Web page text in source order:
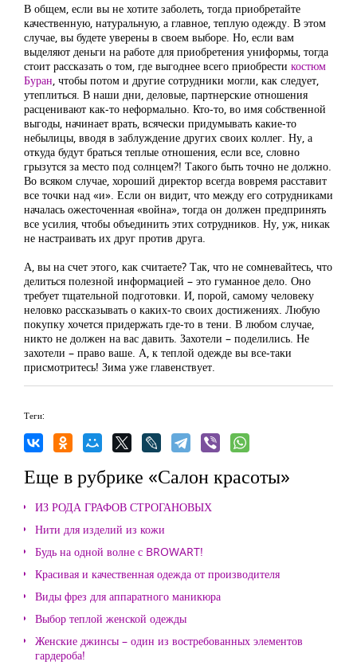
В общем, если вы не хотите заболеть, тогда приобретайте
качественную, натуральную, а главное, теплую одежду. В этом
случае, вы будете уверены в своем выборе. Но, если вам
выделяют деньги на работе для приобретения униформы, тогда
стоит рассказать о том, где выгоднее всего приобрести костюм
Буран, чтобы потом и другие сотрудники могли, как следует,
утеплиться. В наши дни, деловые, партнерские отношения
расценивают как-то неформально. Кто-то, во имя собственной
выгоды, начинает врать, всячески придумывать какие-то
небылицы, вводя в заблуждение других своих коллег. Ну, а
откуда будут браться теплые отношения, если все, словно
грызутся за место под солнцем?! Такого быть точно не должно.
Во всяком случае, хороший директор всегда вовремя расставит
все точки над «и». Если он видит, что между его сотрудниками
началась ожесточенная «война», тогда он должен предпринять
все усилия, чтобы объединить этих сотрудников. Ну, уж, никак
не настраивать их друг против друга.
А, вы на счет этого, как считаете? Так, что не сомневайтесь, что
делиться полезной информацией – это гуманное дело. Оно
требует тщательной подготовки. И, порой, самому человеку
неловко рассказывать о каких-то своих достижениях. Любую
покупку хочется придержать где-то в тени. В любом случае,
никто не должен на вас давить. Захотели – поделились. Не
захотели – право ваше. А, к теплой одежде вы все-таки
присмотритесь! Зима уже главенствует.
Теги:
Еще в рубрике «Салон красоты»
ИЗ РОДА ГРАФОВ СТРОГАНОВЫХ
Нити для изделий из кожи
Будь на одной волне с BROWART!
Красивая и качественная одежда от производителя
Виды фрез для аппаратного маникюра
Выбор теплой женской одежды
Женские джинсы – один из востребованных элементов
гардероба!